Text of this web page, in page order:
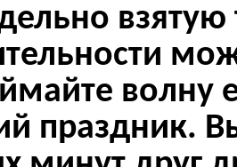
волну
праздник.